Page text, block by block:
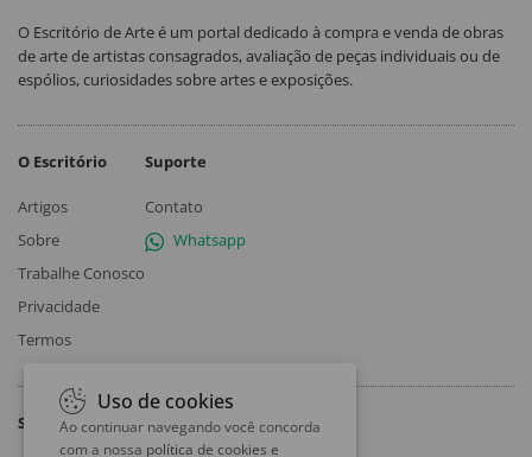
O Escritório de Arte é um portal dedicado à compra e venda de obras
de arte de artistas consagrados, avaliação de peças individuais ou de
espólios, curiosidades sobre artes e exposições.
O Escritório
Artigos
Sobre
Trabalhe Conosco
Privacidade
Termos
Suporte
Contato
Whatsapp
Siga
Uso de cookies
Ao continuar navegando você concorda
com a nossa política de cookies e